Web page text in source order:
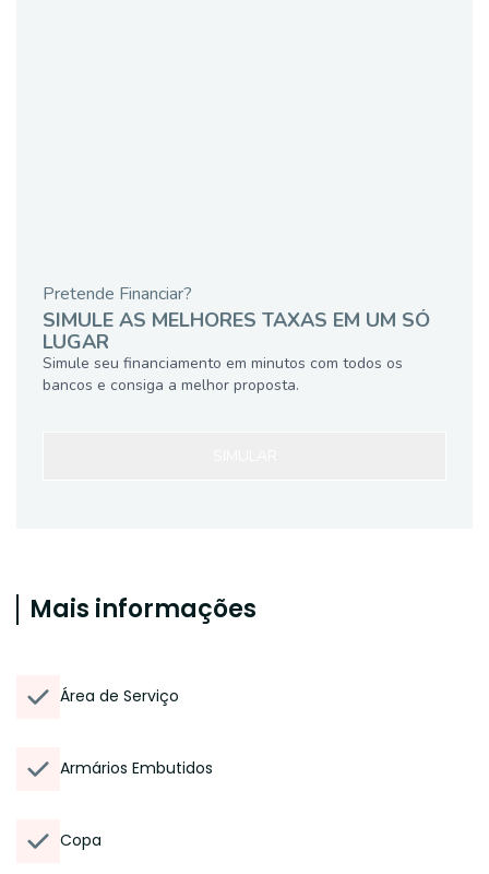
Pretende Financiar?
SIMULE AS MELHORES TAXAS EM UM SÓ
LUGAR
Simule seu financiamento em minutos com todos os
bancos e consiga a melhor proposta.
Mais informações
Área de Serviço
Armários Embutidos
Copa